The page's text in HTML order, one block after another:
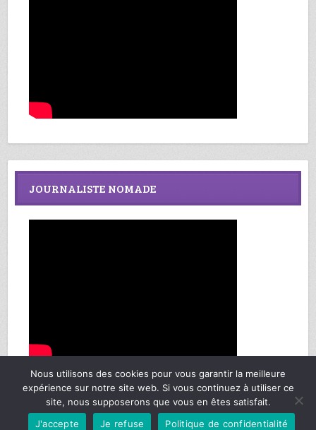
JOURNALISTE NOMADE
Richard Federmann, Mes Sages de Vie © Copyright 2013-2025. Tous droits
réservés
Nous utilisons des cookies pour vous garantir la meilleure
expérience sur notre site web. Si vous continuez à utiliser ce
site, nous supposerons que vous en êtes satisfait.
J'accepte
Je refuse Politique de confidentialité